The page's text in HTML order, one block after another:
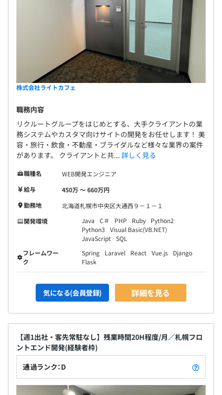
株式会社ライトカフェ
職務内容
リクルートグループをはじめとする、大手クライアントの業
務システムやカスタマ向けサイトの開発をお任せします！ 美
容・旅行・飲食・不動産・ブライダルなど様々な業界の案件
があります。 クライアントと共... 詳しく見る
職種名
WEB開発エンジニア
給与
450万 〜 660万円
勤務地
北海道札幌市中央区大通西９－１－１
開発環境
Java C＃ PHP Ruby
Python2
Python3
Visual Basic(VB.NET)
JavaScript
SQL
フレームワー
ク
Spring Laravel React Vue.js
Django
Flask
気になる(会員登録) 詳細を見る
【週1出社・客先常駐なし】残業時間20H程度/月／札幌フロ
ントエンド開発(経験者枠)
通過ランク：D